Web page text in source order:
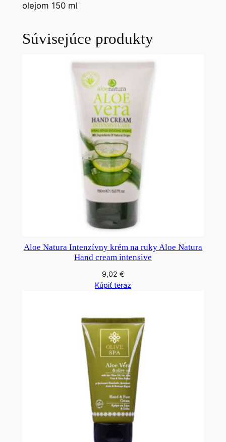
olejom 150 ml
Súvisejúce produkty
Aloe Natura Intenzívny krém na ruky Aloe Natura
Hand cream intensive
9,02 €
Kúpiť teraz